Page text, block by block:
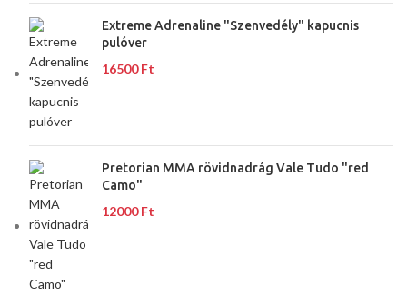
Extreme Adrenaline "Szenvedély" kapucnis
pulóver
16500Ft
Pretorian MMA rövidnadrág Vale Tudo "red
Camo"
12000Ft